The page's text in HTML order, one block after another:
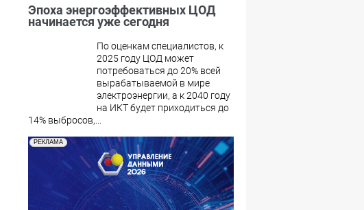
Эпоха энергоэффективных ЦОД
начинается уже сегодня
По оценкам специалистов, к
2025 году ЦОД может
потребоваться до 20% всей
вырабатываемой в мире
электроэнергии, а к 2040 году
на ИКТ будет приходиться до
14% выбросов,...
РЕКЛАМА